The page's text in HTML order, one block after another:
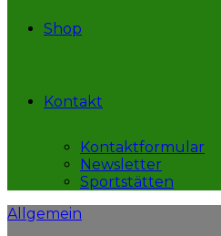
Shop
Kontakt
Kontaktformular
Newsletter
Sportstätten
Allgemein